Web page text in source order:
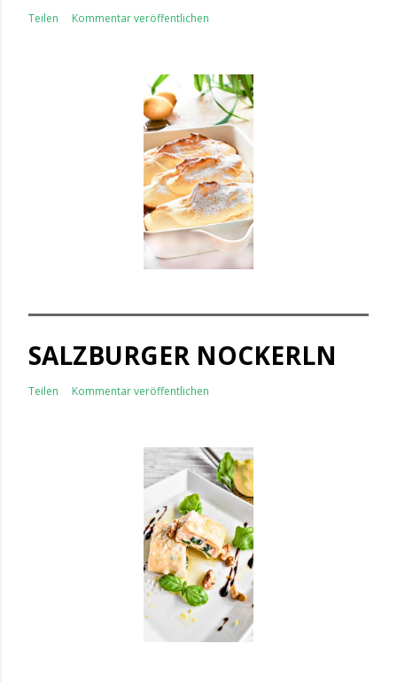
Teilen Kommentar veröffentlichen
SALZBURGER NOCKERLN
Teilen Kommentar veröffentlichen